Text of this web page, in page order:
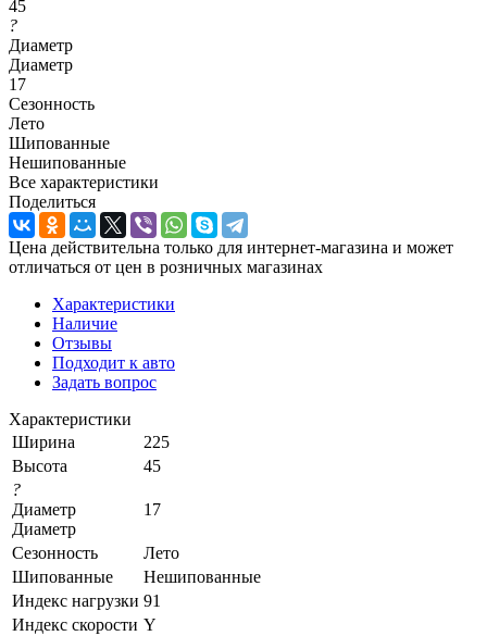
45
?
Диаметр
Диаметр
17
Сезонность
Лето
Шипованные
Нешипованные
Все характеристики
Поделиться
Цена действительна только для интернет-магазина и может
отличаться от цен в розничных магазинах
Характеристики
Наличие
Отзывы
Подходит к авто
Задать вопрос
Характеристики
Ширина
225
Высота
45
?
Диаметр
Диаметр
17
Сезонность
Лето
Шипованные
Нешипованные
Индекс нагрузки 91
Индекс скорости Y